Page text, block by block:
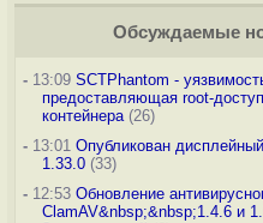
Обсуждаемые
-13:09 SCTPhantom -
предоставляющая root-
контейнера(26)
-13:01 Опубликован
1.33.0(33)
-12:53 Обновление
ClamAV&nbsp;&nbsp;1.4.6 и